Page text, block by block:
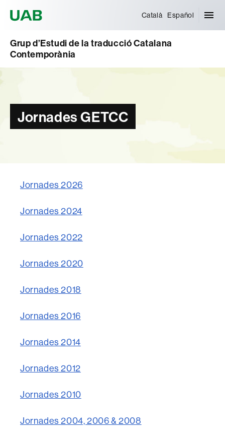
Català Español
Grup d’Estudi de la traducció Catalana
Contemporània
Jornades GETCC
Jornades 2026
Jornades 2024
Jornades 2022
Jornades 2020
Jornades 2018
Jornades 2016
Jornades 2014
Jornades 2012
Jornades 2010
Jornades 2004, 2006 & 2008